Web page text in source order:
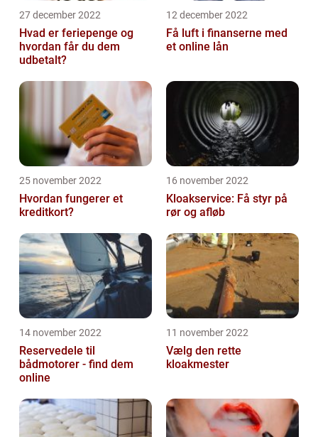
27 december 2022
Hvad er feriepenge og
hvordan får du dem
udbetalt?
12 december 2022
Få luft i finanserne med
et online lån
25 november 2022
Hvordan fungerer et
kreditkort?
16 november 2022
Kloakservice: Få styr på
rør og afløb
14 november 2022
Reservedele til
bådmotorer - find dem
online
11 november 2022
Vælg den rette
kloakmester